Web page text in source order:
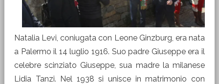
Natalia Levi, coniugata con Leone Ginzburg, era nata
a Palermo il 14 luglio 1916. Suo padre Giuseppe era il
celebre scinziato Giuseppe, sua madre la milanese
Lidia Tanzi. Nel 1938 si unisce in matrimonio con